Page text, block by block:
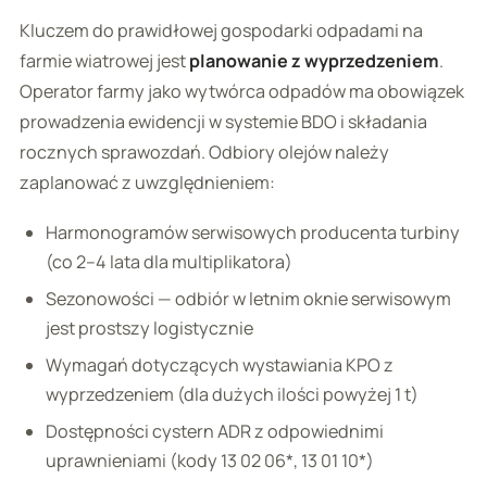
Kluczem do prawidłowej gospodarki odpadami na
farmie wiatrowej jestplanowanie z wyprzedzeniem.
Operator farmy jako wytwórca odpadów ma obowiązek
prowadzenia ewidencji w systemie BDO i składania
rocznych sprawozdań. Odbiory olejów należy
zaplanować z uwzględnieniem:
Harmonogramów serwisowych producenta turbiny
(co 2–4 lata dla multiplikatora)
Sezonowości — odbiór w letnim oknie serwisowym
jest prostszy logistycznie
Wymagań dotyczących wystawiania KPO z
wyprzedzeniem (dla dużych ilości powyżej 1 t)
Dostępności cystern ADR z odpowiednimi
uprawnieniami (kody 13 02 06*, 13 01 10*)